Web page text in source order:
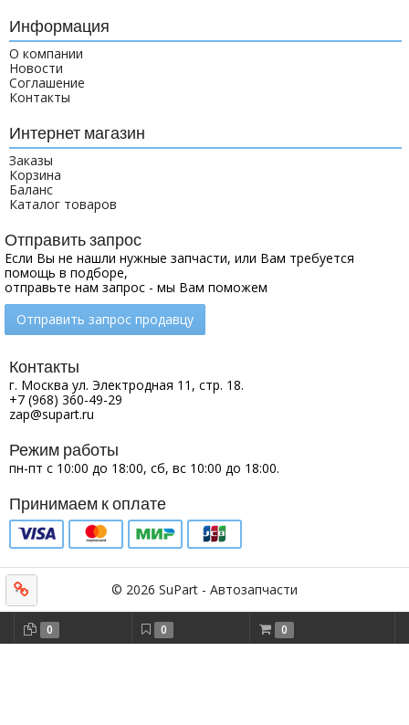
Информация
О компании
Новости
Соглашение
Контакты
Интернет магазин
Заказы
Корзина
Баланс
Каталог товаров
Отправить запрос
Если Вы не нашли нужные запчасти, или Вам требуется
помощь в подборе,
отправьте нам запрос - мы Вам поможем
Отправить запрос продавцу
Контакты
г. Москва ул. Электродная 11, стр. 18.
+7 (968) 360-49-29
zap@supart.ru
Режим работы
пн-пт с 10:00 до 18:00, сб, вс 10:00 до 18:00.
Принимаем к оплате
© 2026 SuPart - Автозапчасти
0 0 0